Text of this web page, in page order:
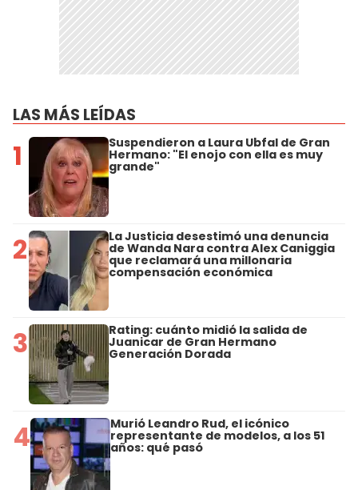
LAS MÁS LEÍDAS
1 Suspendieron a Laura Ubfal de Gran
Hermano: "El enojo con ella es muy
grande"
2 La Justicia desestimó una denuncia
de Wanda Nara contra Alex Caniggia
que reclamará una millonaria
compensación económica
3 Rating: cuánto midió la salida de
Juanicar de Gran Hermano
Generación Dorada
4 Murió Leandro Rud, el icónico
representante de modelos, a los 51
años: qué pasó